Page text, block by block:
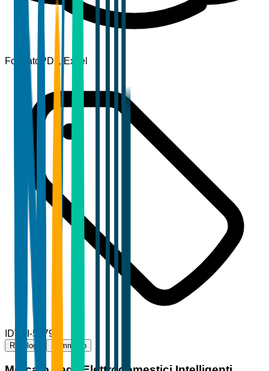
Formato PDF, Excel
IDTBI-58795
Riepilogo Sommario